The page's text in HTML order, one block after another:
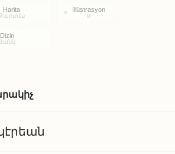
Harita İllüstrasyon
0
Dizin